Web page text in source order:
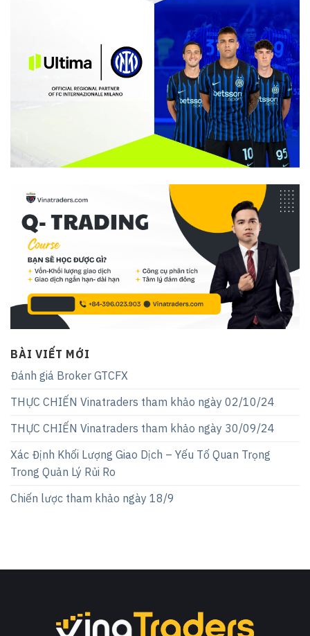
BÀI VIẾT MỚI
Đánh giá Broker GTCFX
THỰC CHIẾN Vinatraders tham khảo ngày 02/10/24
THỰC CHIẾN Vinatraders tham khảo ngày 30/09/24
Xác Định Khối Lượng Giao Dịch – Yếu Tố Quan Trọng
Trong Quản Lý Rủi Ro
Chiến lược tham khảo ngày 18/9